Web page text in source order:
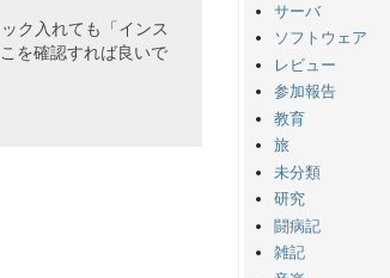
ク入れても「インス
を確認すれば良いで
サーバ
ソフトウェア
レビュー
参加報告
教育
旅
未分類
研究
闘病記
雑記